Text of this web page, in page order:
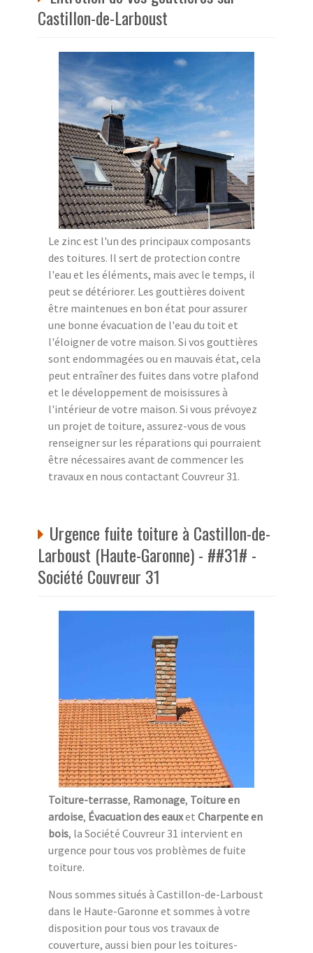
Castillon-de-Larboust
Le zinc est l'un des principaux composants
des toitures. Il sert de protection contre
l'eau et les éléments, mais avec le temps, il
peut se détériorer. Les gouttières doivent
être maintenues en bon état pour assurer
une bonne évacuation de l'eau du toit et
l'éloigner de votre maison. Si vos gouttières
sont endommagées ou en mauvais état, cela
peut entraîner des fuites dans votre plafond
et le développement de moisissures à
l'intérieur de votre maison. Si vous prévoyez
un projet de toiture, assurez-vous de vous
renseigner sur les réparations qui pourraient
être nécessaires avant de commencer les
travaux en nous contactant Couvreur 31.
Urgence fuite toiture à Castillon-de-
Larboust (Haute-Garonne) - ##31# -
Société Couvreur 31
Toiture-terrasse, Ramonage, Toiture en
ardoise, Évacuation des eauxet Charpente en
bois, la Société Couvreur 31 intervient en
urgence pour tous vos problèmes de fuite
toiture.
Nous sommes situés à Castillon-de-Larboust
dans le Haute-Garonne et sommes à votre
disposition pour tous vos travaux de
couverture, aussi bien pour les toitures-